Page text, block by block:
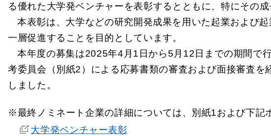
る優れた大学発ベンチャーを表彰するとともに、特にその
本表彰は、大学などの研究開発成果を用いた起業および
一層促進することを目的としています。
本年度の募集は2025年4月1日から5月12日までの期間で
考委員会（別紙2）による応募書類の審査および面接審査
しました。
※最終ノミネート企業の詳細については、別紙1および下記
大学発ベンチャー表彰